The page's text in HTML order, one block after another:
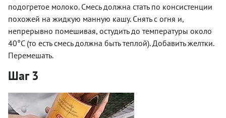
подогретое молоко. Смесь должна стать по консистенции
похожей на жидкую манную кашу. Снять с огня и,
непрерывно помешивая, остудить до температуры около
40°С (то есть смесь должна быть теплой). Добавить желтки.
Перемешать.
Шаг 3